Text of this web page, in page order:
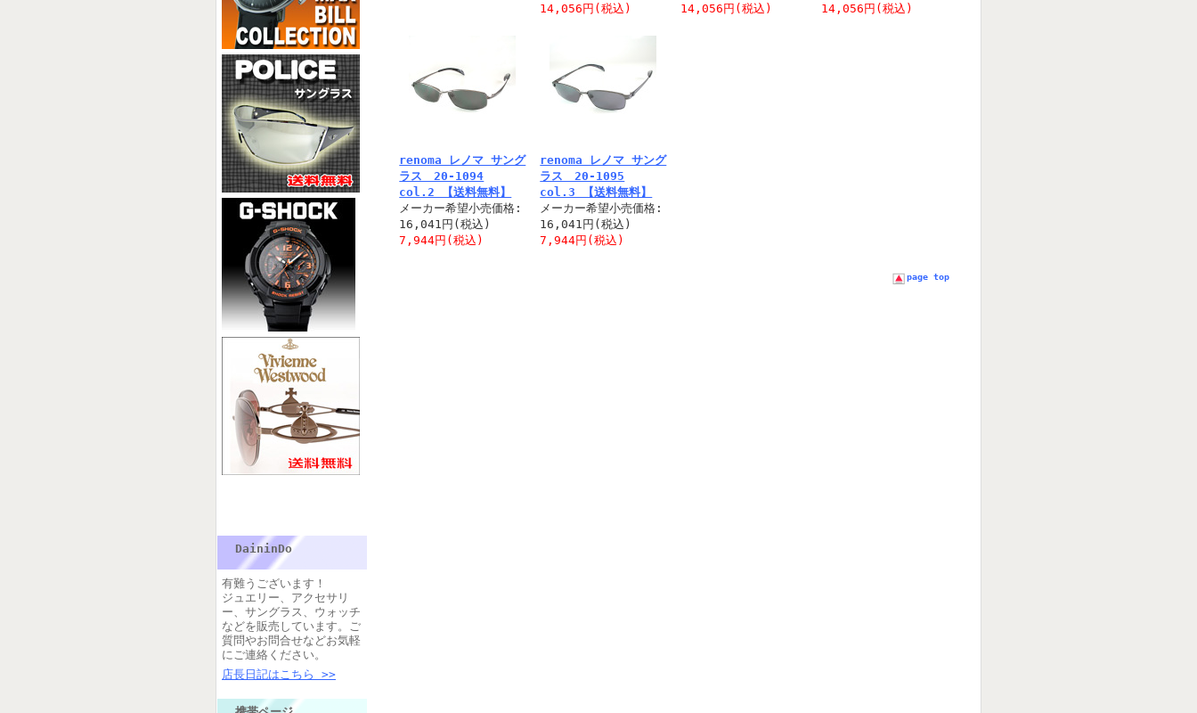
DaininDo
有難うございます！
ジュエリー、アクセサリ
ー、サングラス、ウォッチ
などを販売しています。ご
質問やお問合せなどお気軽
にご連絡ください。
店長日記はこちら >>
14,056円(税込)
14,056円(税込)
14,056円(税込)
renoma レノマ サング
ラス 20-1094
col.2 【送料無料】
メーカー希望小売価格:
16,041円(税込)
7,944円(税込)
renoma レノマ サング
ラス 20-1095
col.3 【送料無料】
メーカー希望小売価格:
16,041円(税込)
7,944円(税込)
page top